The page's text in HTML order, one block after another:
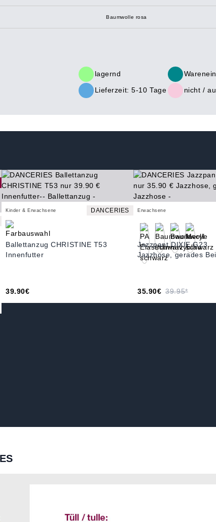
Baumwolle rosa
lagernd
Lieferzeit: 5-10 Tage
nicht /
Kinder & Erwachsene DANCERIES
Ballettanzug CHRISTINE T53
Innenfutter
39.90€
Erwachsene
Jazzpant DIXIE G23
Jazzhose, gerades
35.90€ 39.95*